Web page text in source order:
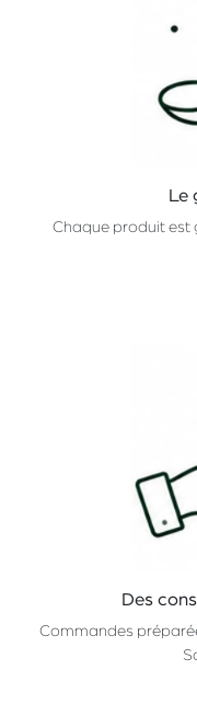
Le
Chaque produit est
Des
Commandes